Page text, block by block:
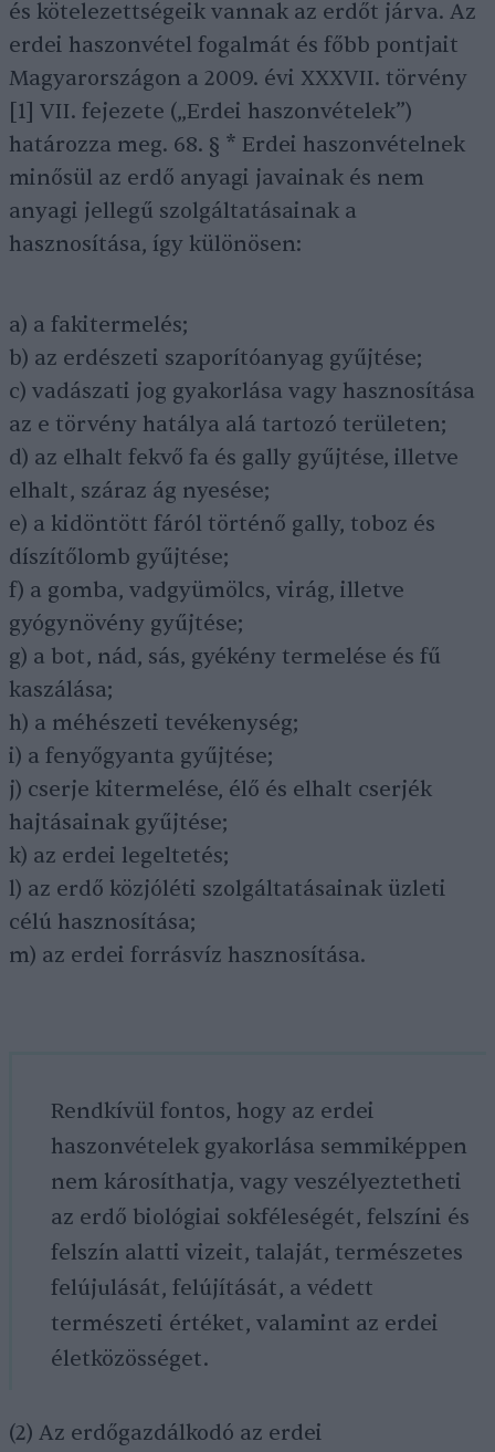
és kötelezettségeik vannak az erdőt járva. Az
erdei haszonvétel fogalmát és főbb pontjait
Magyarországon a 2009. évi XXXVII. törvény
[1] VII. fejezete („Erdei haszonvételek”)
határozza meg. 68. § * Erdei haszonvételnek
minősül az erdő anyagi javainak és nem
anyagi jellegű szolgáltatásainak a
hasznosítása, így különösen:
a) a fakitermelés;
b) az erdészeti szaporítóanyag gyűjtése;
c) vadászati jog gyakorlása vagy hasznosítása
az e törvény hatálya alá tartozó területen;
d) az elhalt fekvő fa és gally gyűjtése, illetve
elhalt, száraz ág nyesése;
e) a kidöntött fáról történő gally, toboz és
díszítőlomb gyűjtése;
f) a gomba, vadgyümölcs, virág, illetve
gyógynövény gyűjtése;
g) a bot, nád, sás, gyékény termelése és fű
kaszálása;
h) a méhészeti tevékenység;
i) a fenyőgyanta gyűjtése;
j) cserje kitermelése, élő és elhalt cserjék
hajtásainak gyűjtése;
k) az erdei legeltetés;
l) az erdő közjóléti szolgáltatásainak üzleti
célú hasznosítása;
m) az erdei forrásvíz hasznosítása.
Rendkívül fontos, hogy az erdei
haszonvételek gyakorlása semmiképpen
nem károsíthatja, vagy veszélyeztetheti
az erdő biológiai sokféleségét, felszíni és
felszín alatti vizeit, talaját, természetes
felújulását, felújítását, a védett
természeti értéket, valamint az erdei
életközösséget.
(2) Az erdőgazdálkodó az erdei